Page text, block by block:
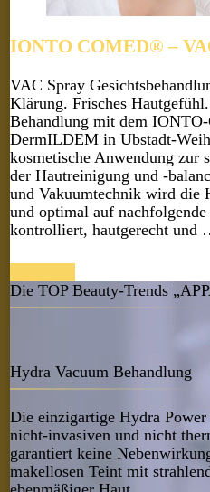
IONTO COMED® –
VAC Spray
Klärung. Frisches
Behandlung mit dem
DermILDEM in Ubstadt-
kosmetische Anwendung zur
der Hautreinigung und -
und Vakuumtechnik wird die
und optimal auf
kontrolliert, hautgerecht und
Die TOP Beauty-Trends
Hydra Vacuum Behandlung
Die einzigartige Hydra
nicht-invasiven und nicht
garantiert keine
makellosen Teint mit